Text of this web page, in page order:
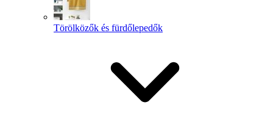
Törölközők és fürdőlepedők